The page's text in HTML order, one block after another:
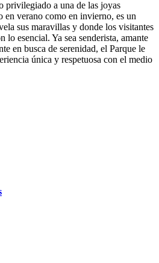
privilegiado a una de las joyas
en verano como en invierno, es un
sus maravillas y donde los visitantes
lo esencial. Ya sea senderista, amante
en busca de serenidad, el Parque le
única y respetuosa con el medio